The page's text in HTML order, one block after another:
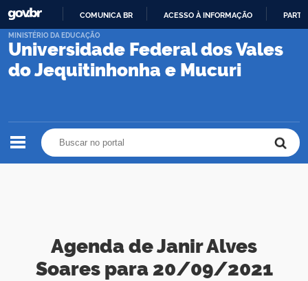
PARA
CONTEÚDO
COMUNICA BR ACESSO À INFORMAÇÃO
Universidade Federal dos Vales
do Jequitinhonha e Mucuri
MINISTÉRIO DA EDUCAÇÃO
Agenda de Janir Alves
Soares para 20/09/2021